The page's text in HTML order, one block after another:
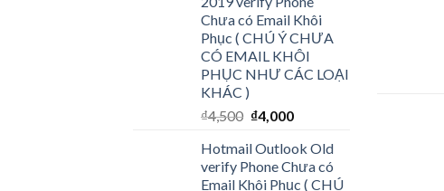
Chưa có Email Khôi
Phục ( CHÚ Ý CHƯA
CÓ EMAIL KHÔI
PHỤC NHƯ CÁC LOẠI
KHÁC )
₫4,500 ₫4,000
Hotmail Outlook Old
verify Phone Chưa có
Email Khôi Phục ( CHÚ